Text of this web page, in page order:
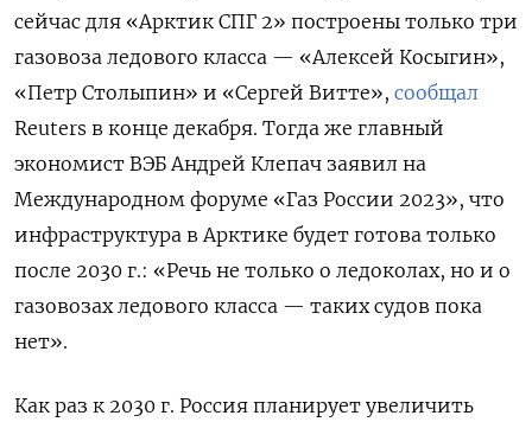
сейчас для «Арктик СПГ 2» построены только три
газовоза ледового класса — «Алексей Косыгин»,
«Петр Столыпин» и «Сергей Витте», сообщал
Reuters в конце декабря. Тогда же главный
экономист ВЭБ Андрей Клепач заявил на
Международном форуме «Газ России 2023», что
инфраструктура в Арктике будет готова только
после 2030 г.: «Речь не только о ледоколах, но и о
газовозах ледового класса — таких судов пока
нет».
Как раз к 2030 г. Россия планирует увеличить